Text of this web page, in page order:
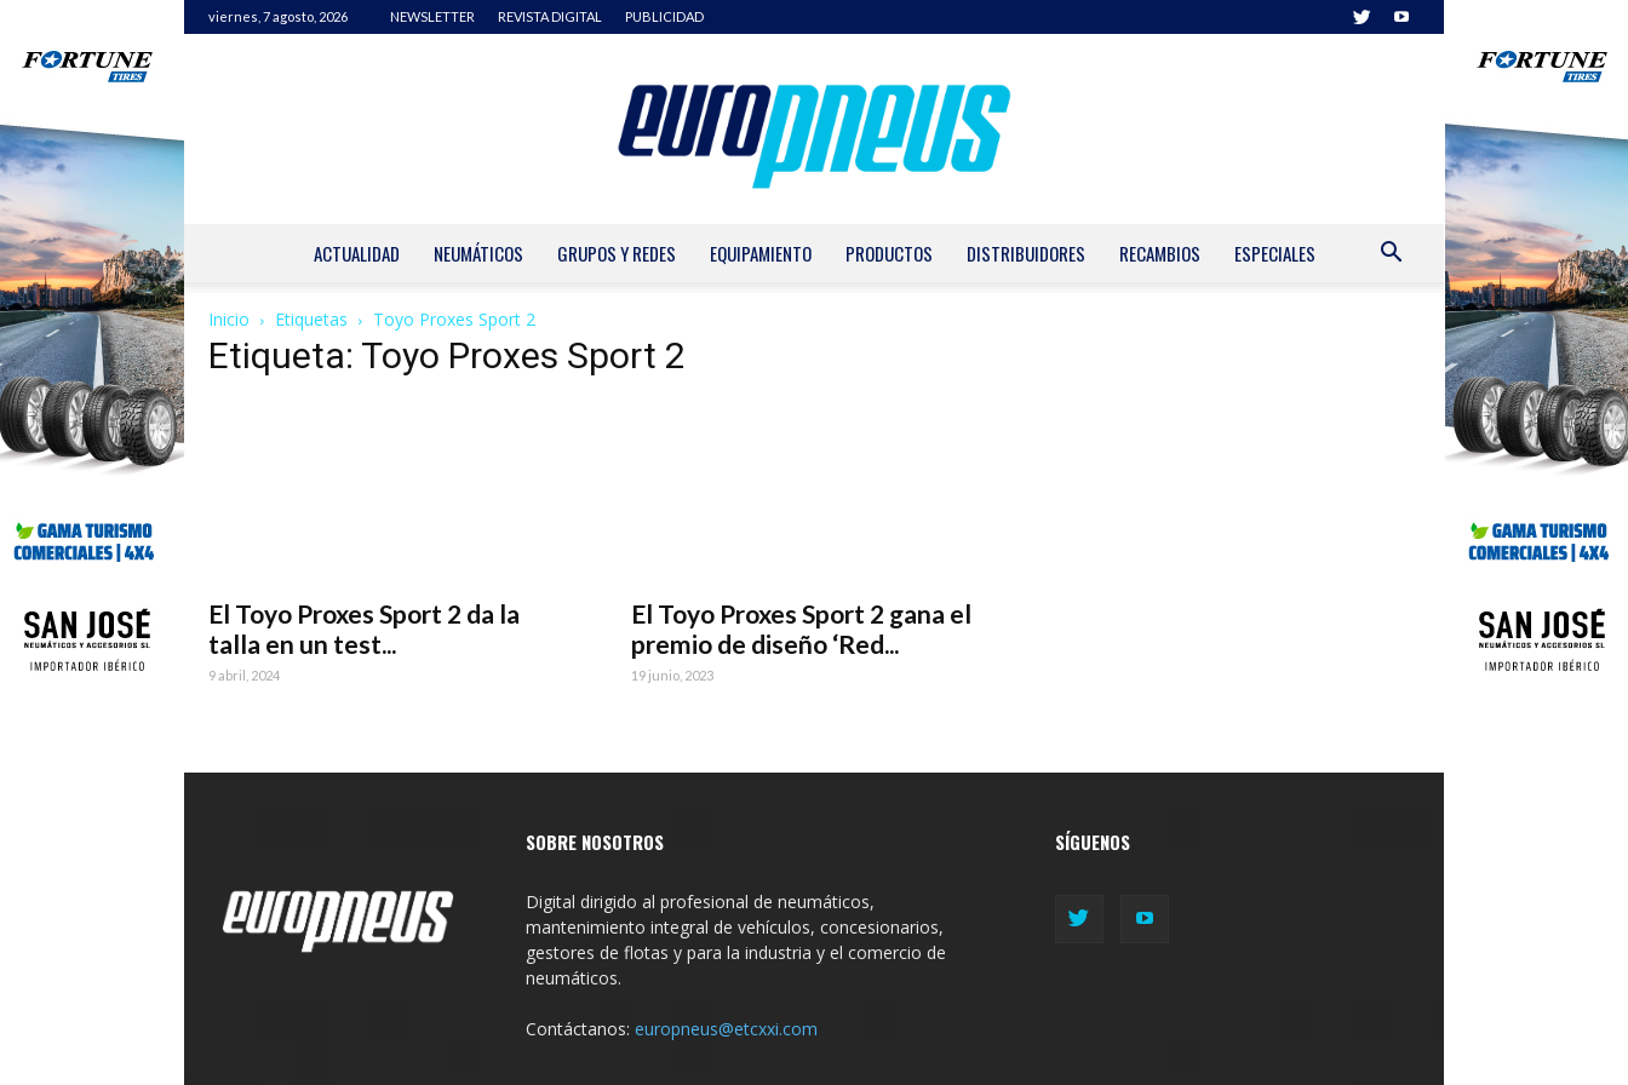
viernes, 7 agosto, 2026 NEWSLETTER REVISTA DIGITAL PUBLICIDAD
ACTUALIDAD NEUMÁTICOS GRUPOS Y REDES EQUIPAMIENTO PRODUCTOS DISTRIBUIDORES RECAMBIOS ESPECIALES
Inicio Etiquetas Toyo Proxes Sport 2
Etiqueta: Toyo Proxes Sport 2
El Toyo Proxes Sport 2 da la
talla en un test...
9 abril, 2024
El Toyo Proxes Sport 2 gana el
premio de diseño ‘Red...
19 junio, 2023
SOBRE NOSOTROS
Digital dirigido al profesional de neumáticos,
mantenimiento integral de vehículos, concesionarios,
gestores de flotas y para la industria y el comercio de
neumáticos.
Contáctanos: europneus@etcxxi.com
SÍGUENOS